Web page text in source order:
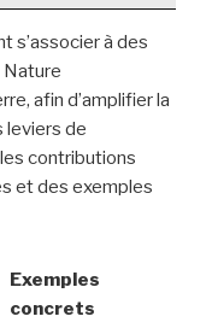
s’associer à des
Nature
afin d’amplifier la
leviers de
contributions
et des exemples
Exemples
concrets